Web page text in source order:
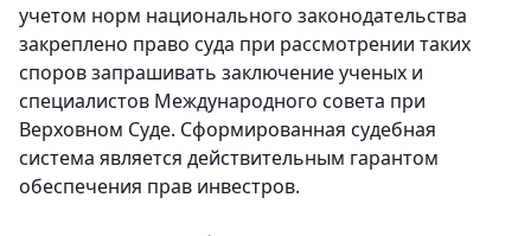
учетом норм национального законодательства
закреплено право суда при рассмотрении таких
споров запрашивать заключение ученых и
специалистов Международного совета при
Верховном Суде. Сформированная судебная
система является действительным гарантом
обеспечения прав инвестров.